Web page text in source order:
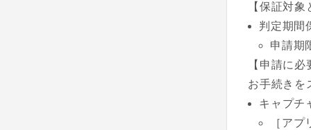
【保証対
判定期間
申請期
【申請に
お手続きを
キャプチ
［ア